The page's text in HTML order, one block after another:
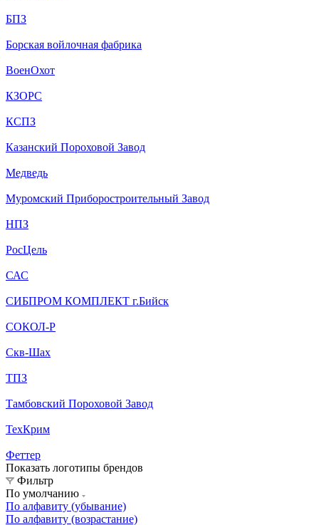
БПЗ
Борская войлочная фабрика
ВоенОхот
КЗОРС
КСПЗ
Казанский Пороховой Завод
Медведь
Муромский Приборостроительный Завод
НПЗ
РосЦель
САС
СИБПРОМ КОМПЛЕКТ г.Бийск
СОКОЛ-Р
Скв-Шах
ТПЗ
Тамбовский Пороховой Завод
ТехКрим
Феттер
Показать логотипы брендов
Фильтр
По умолчанию
По алфавиту (убывание)
По алфавиту (возрастание)